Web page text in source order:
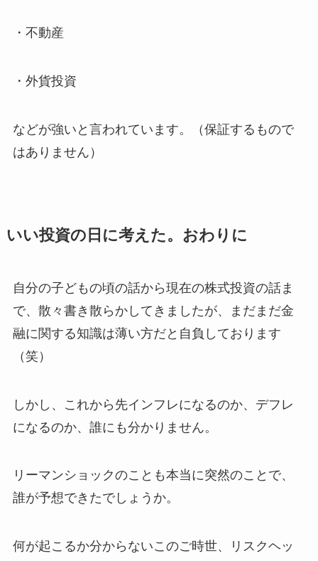
・不動産
・外貨投資
などが強いと言われています。（保証するもので
はありません）
いい投資の日に考えた。おわりに
自分の子どもの頃の話から現在の株式投資の話ま
で、散々書き散らかしてきましたが、まだまだ金
融に関する知識は薄い方だと自負しております
（笑）
しかし、これから先インフレになるのか、デフレ
になるのか、誰にも分かりません。
リーマンショックのことも本当に突然のことで、
誰が予想できたでしょうか。
何が起こるか分からないこのご時世、リスクヘッ